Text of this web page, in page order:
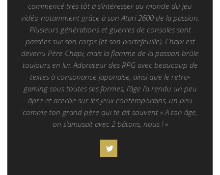
commencé très tôt à s’intéresser au monde du jeu
vidéo notamment grâce à son Atari 2600 de la passion.
Plusieurs générations et guerres de consoles sont
passées sur son corps (et son portefeuille), Chapi est
devenu Père Chapi, mais la flamme de la passion brûle
toujours en lui. Adorateur des RPG avec beaucoup de
textes à consonance japonaise, ainsi que le retro-
gaming sous toutes ses formes, l’âge l’a rendu un peu
âpre et acerbe sur les jeux contemporains, un peu
comme ton grand père qui te dit souvent « A ton âge,
on s’amusait avec 2 bâtons, nous ! »